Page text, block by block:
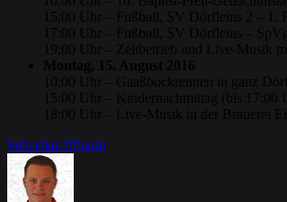
15:00 Uhr – Fußball, SV Dörfleins 2 – 1.
17:00 Uhr – Fußball, SV Dörfleins –
19:00 Uhr – Zeltbetrieb und Live-Musik
Montag, 15. August 2016
10:00 Uhr – Gaaßbockrennen in ganz
15:00 Uhr – Kindernachmittag (bis 17:00
18:00 Uhr – Live-Musik in der Brauerei
Sebastian Pflaum